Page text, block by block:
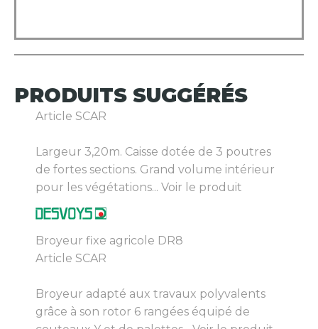
PRODUITS SUGGÉRÉS
Article SCAR
Largeur 3,20m. Caisse dotée de 3 poutres
de fortes sections. Grand volume intérieur
pour les végétations... Voir le produit
Broyeur fixe agricole DR8
Article SCAR
Broyeur adapté aux travaux polyvalents
grâce à son rotor 6 rangées équipé de